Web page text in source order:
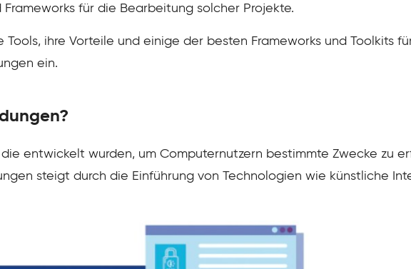
für die Bearbeitung solcher Projekte.
Tools, ihre Vorteile und einige der besten Frameworks und Toolkits
ein.
entwickelt wurden, um Computernutzern bestimmte Zwecke zu
steigt durch die Einführung von Technologien wie künstliche